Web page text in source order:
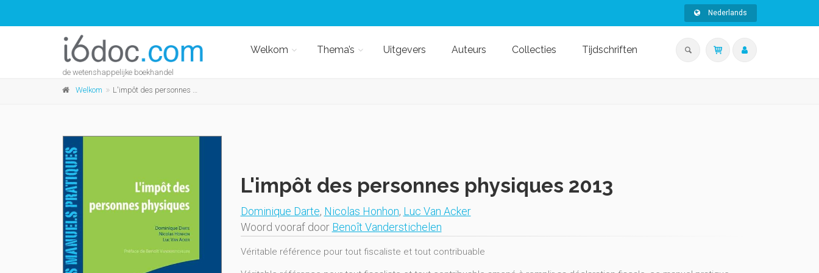
Nederlands
de wetenshappelijke boekhandel
Welkom Thema’s Uitgevers Auteurs Collecties Tijdschriften
Welkom L'impôt des personnes physiques 2013
L'impôt des personnes physiques 2013
Dominique Darte, Nicolas Honhon, Luc Van Acker
Woord vooraf door Benoît Vanderstichelen
Véritable référence pour tout fiscaliste et tout contribuable